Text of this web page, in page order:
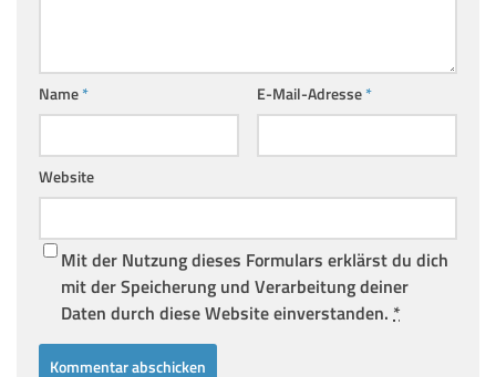
Name* E-Mail-Adresse*
Website
Mit der Nutzung dieses Formulars erklärst du dich
mit der Speicherung und Verarbeitung deiner
Daten durch diese Website einverstanden. *